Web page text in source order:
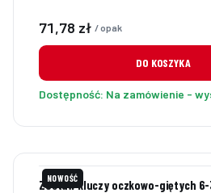
Cena
71,78 zł / opak
DO KOSZYKA
Dostępność: Na zamówienie -
NOWOŚĆ
Zestaw kluczy oczkowo-giętych 6-